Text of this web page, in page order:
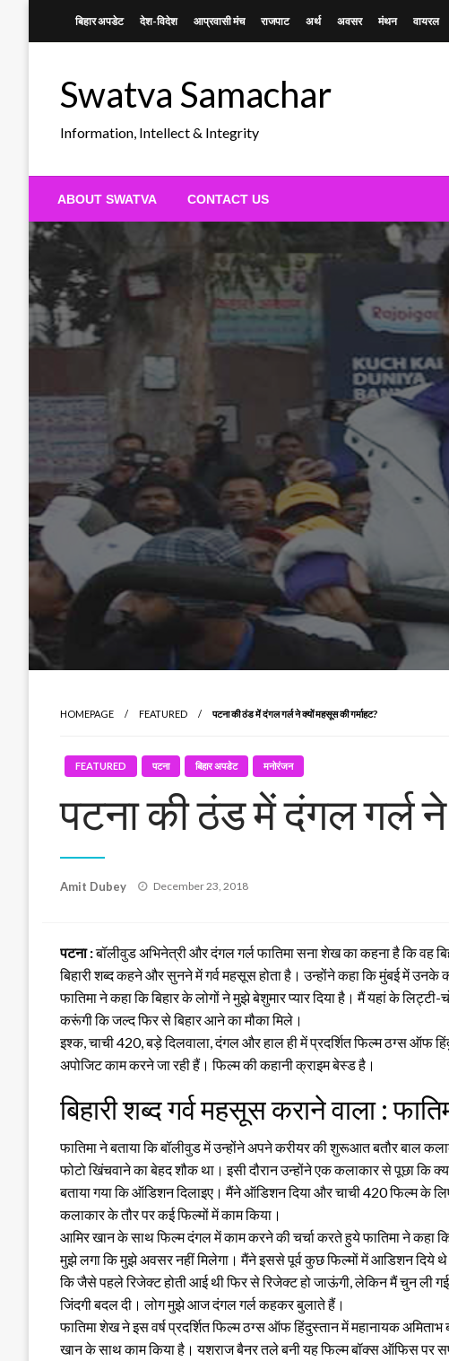
बिहार अपडेट देश-विदेश आप्रवासी मंच राजपाट अर्थ अवसर मंथन वायरल
Swatva Samachar
Information, Intellect & Integrity
ABOUT SWATVA CONTACT US
HOMEPAGE FEATURED पटना की ठंड में दंगल गर्ल ने क्यों महसूस की गर्माहट?
FEATURED पटना बिहार अपडेट मनोरंजन
पटना की ठंड में दंगल गर्ल
Amit Dubey
Posted
December 23, 2018
पटना :बॉलीवुड अभिनेत्री और दंगल गर्ल फातिमा सना शेख का कहना है कि वह
बिहारी शब्द कहने और सुनने में गर्व महसूस होता है। उन्होंने कहा कि मुंबई में उनके
फातिमा ने कहा कि बिहार के लोगों ने मुझे बेशुमार प्यार दिया है। मैं यहां के
करूंगी कि जल्द फिर से बिहार आने का मौका मिले।
इश्क, चाची 420, बड़े दिलवाला, दंगल और हाल ही में प्रदर्शित फिल्म ठग्स ऑफ
अपोजिट काम करने जा रही हैं। फिल्म की कहानी क्राइम बेस्ड है।
बिहारी शब्द गर्व महसूस कराने वाला :
फातिमा ने बताया कि बॉलीवुड में उन्होंने अपने करीयर की शुरूआत बतौर बाल
फोटो खिंचवाने का बेहद शौक था। इसी दौरान उन्होंने एक कलाकार से पूछा कि
बताया गया कि ऑडिशन दिलाइए। मैंने ऑडिशन दिया और चाची 420 फिल्म के
कलाकार के तौर पर कई फिल्मों में काम किया।
आमिर खान के साथ फिल्म दंगल में काम करने की चर्चा करते हुये फातिमा ने कहा
मुझे लगा कि मुझे अवसर नहीं मिलेगा। मैंने इससे पूर्व कुछ फिल्मों में आडिशन दिये
कि जैसे पहले रिजेक्ट होती आई थी फिर से रिजेक्ट हो जाऊंगी, लेकिन मैं चुन ली
जिंदगी बदल दी। लोग मुझे आज दंगल गर्ल कहकर बुलाते हैं।
फातिमा शेख ने इस वर्ष प्रदर्शित फिल्म ठग्स ऑफ हिंदुस्तान में महानायक
खान के साथ काम किया है। यशराज बैनर तले बनी यह फिल्म बॉक्स ऑफिस पर